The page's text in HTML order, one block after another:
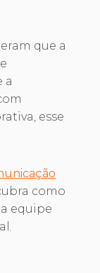
que a
a
esse
como
equipe